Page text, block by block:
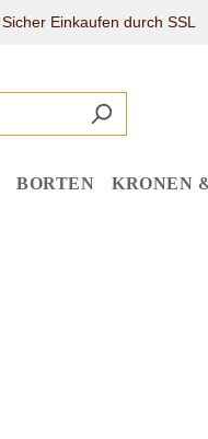
Sicher Einkaufen durch SSL
BORTEN KRONEN